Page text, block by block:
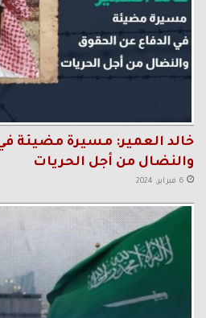
خالد العمير: مسيرة مضيئة
والنضال من أجل الحريات
6 فبراير، 2024